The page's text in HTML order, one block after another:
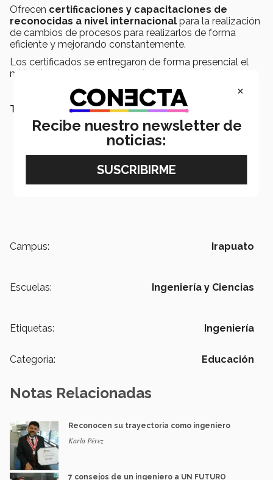
Ofrecen certificaciones y capacitaciones de
reconocidas a nivel internacional para la realización
de cambios de procesos para realizarlos de forma
eficiente y mejorando constantemente.
Los certificados se entregaron de forma presencial el
miércoles 24 de noviembre a las 5:30.
TAMBIÉN QUEDRÁS LEER:
Campus: Irapuato
Escuelas: Ingeniería y Ciencias
Etiquetas: Ingeniería
Categoría: Educación
Notas Relacionadas
Reconocen su trayectoria como ingeniero
Karla Pérez
7 consejos de un ingeniero a UN FUTURO
×
Recibe nuestro newsletter de
noticias: